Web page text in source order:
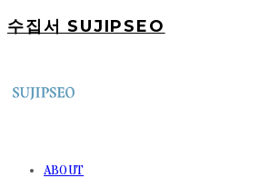
수집서 SUJIPSEO
ABOUT